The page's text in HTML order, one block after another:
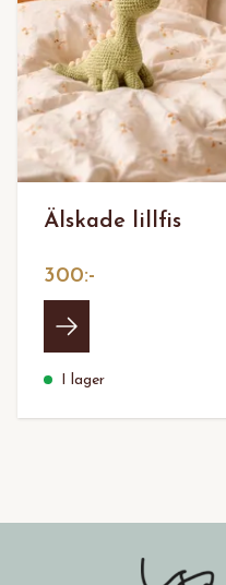
Älskade lillfis
300:-
I lager